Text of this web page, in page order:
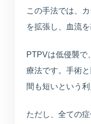
この手法では、
を拡張し、血流を
PTPVは低侵襲で
療法です。手術
間も短いという利
ただし、全ての
まるおかAI案内
予約先、診療時間
護の窓口をすぐご
こんにちは。予